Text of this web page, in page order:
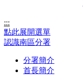
:::
點此展開選單
認識南區分署
分署簡介
首長簡介